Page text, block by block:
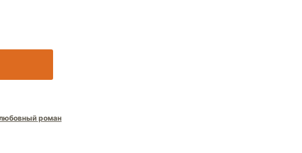
роман